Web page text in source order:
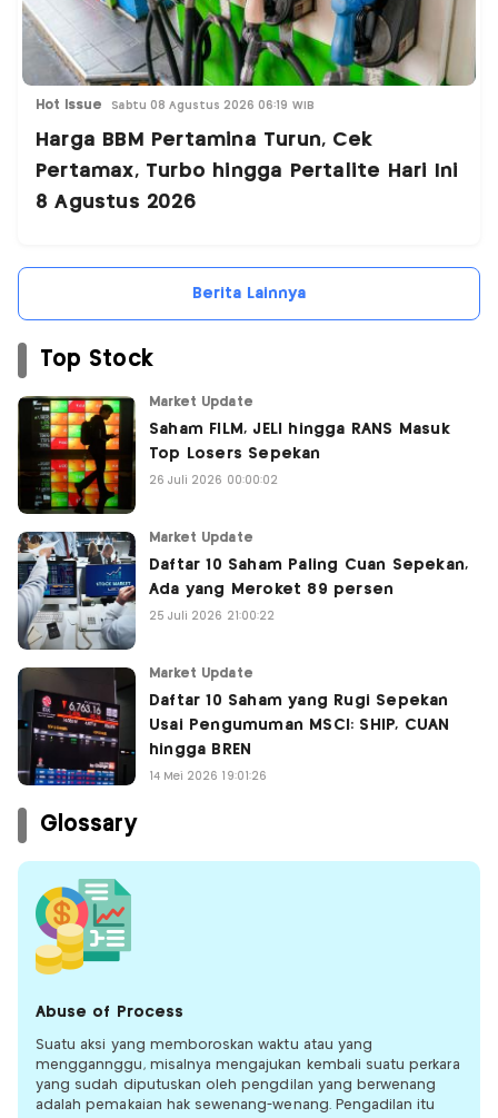
Hot Issue Sabtu 08 Agustus 2026 06:19 WIB
Harga BBM Pertamina Turun, Cek
Pertamax, Turbo hingga Pertalite Hari Ini
8 Agustus 2026
Berita Lainnya
Top Stock
Market Update
Saham FILM, JELI hingga RANS Masuk
Top Losers Sepekan
26 Juli 2026 00:00:02
Market Update
Daftar 10 Saham Paling Cuan Sepekan,
Ada yang Meroket 89 persen
25 Juli 2026 21:00:22
Market Update
Daftar 10 Saham yang Rugi Sepekan
Usai Pengumuman MSCI: SHIP, CUAN
hingga BREN
14 Mei 2026 19:01:26
Glossary
Abuse of Process
Suatu aksi yang memboroskan waktu atau yang
menggannggu, misalnya mengajukan kembali suatu perkara
yang sudah diputuskan oleh pengdilan yang berwenang
adalah pemakaian hak sewenang-wenang. Pengadilan itu